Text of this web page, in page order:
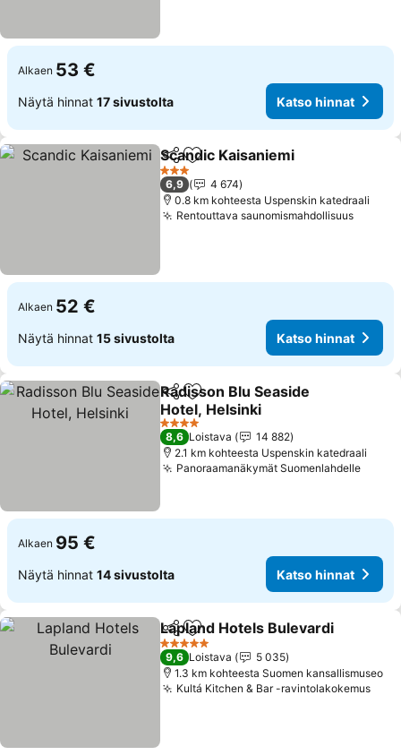
Alkaen 53 €
Näytä hinnat 17 sivustolta Katso hinnat
Jaa Lisää suosikkeihin
Scandic Kaisaniemi
3 Tähtiluokitus
6,9
4 674
0.8 km kohteesta Uspenskin katedraali
Rentouttava saunomismahdollisuusKatso
Alkaen 52 €
Näytä hinnat 15 sivustolta Katso hinnat
Jaa Lisää suosikkeihin
Radisson Blu Seaside
Hotel, Helsinki
Katso hinnat
4 Tähtiluokitus
8,6 Loistava
14 882
2.1 km kohteesta Uspenskin katedraali
Panoraamanäkymät Suomenlahdelle
Alkaen 95 €
Näytä hinnat 14 sivustolta Katso hinnat
Jaa Lisää suosikkeihin
Lapland Hotels Bulevardi
5 Tähtiluokitus
9,6 Loistava
5 035
1.3 km kohteesta Suomen kansallismuseo
Kultá Kitchen & Bar -ravintolakokemus